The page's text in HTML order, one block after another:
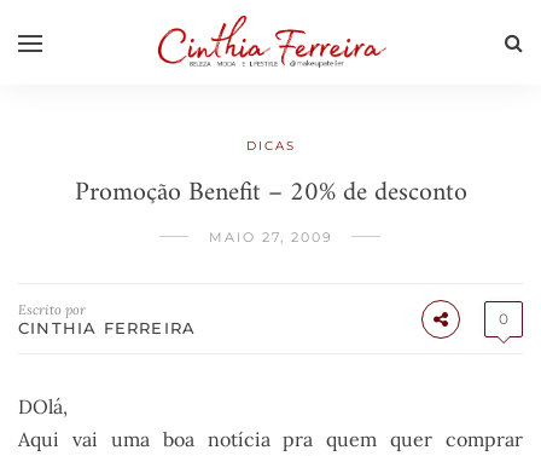
DICAS
Promoção Benefit – 20% de desconto
MAIO 27, 2009
Escrito por
CINTHIA FERREIRA 0
DOlá,
Aqui vai uma boa notícia pra quem quer comprar